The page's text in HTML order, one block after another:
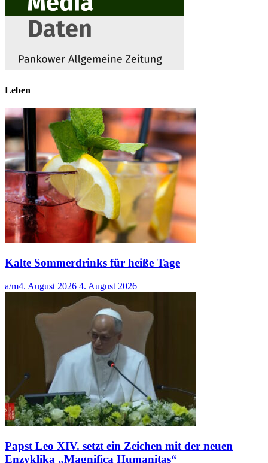
Leben
Kalte Sommerdrinks für heiße Tage
a/m4. August 2026 4. August 2026
Papst Leo XIV. setzt ein Zeichen mit der neuen
Enzyklika „Magnifica Humanitas“